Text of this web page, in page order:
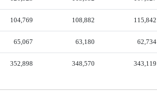
104,769 108,882 115,842
65,067 63,180 62,734
352,898 348,570 343,119